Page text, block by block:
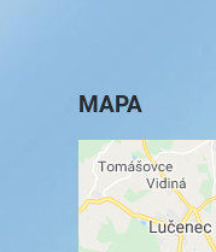
MAPA
Externý